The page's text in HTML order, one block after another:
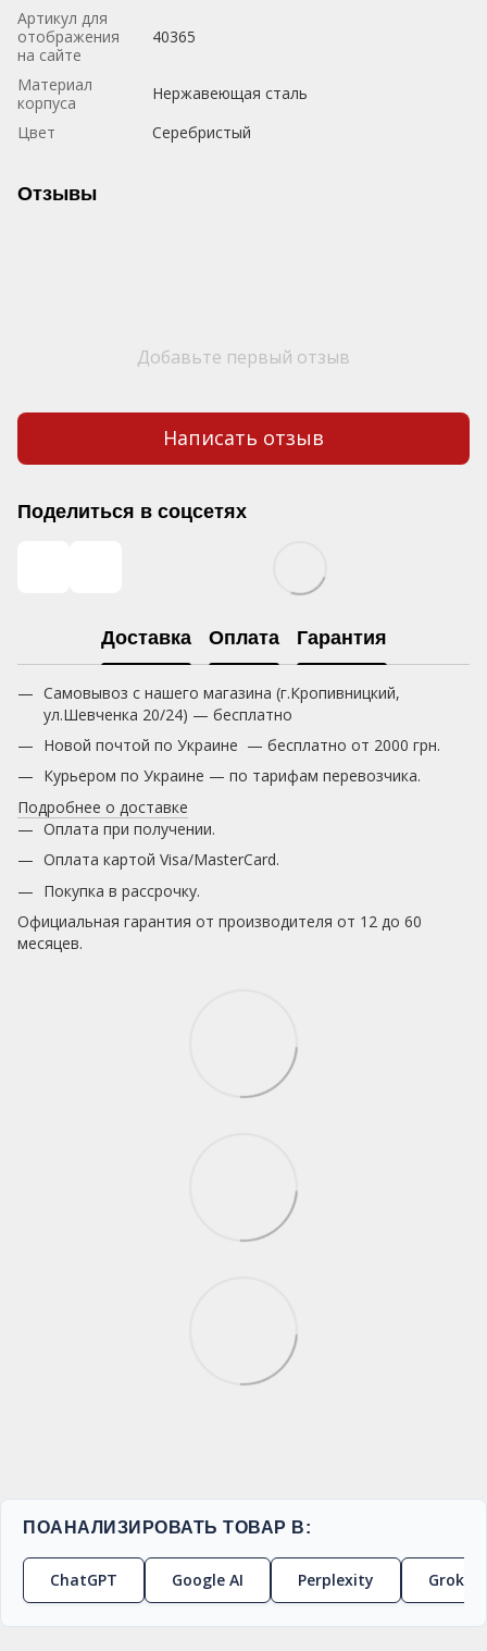
Артикул для
отображения
на сайте
40365
Материал
корпуса
Нержавеющая сталь
Цвет
Серебристый
Отзывы
Добавьте первый отзыв
Написать отзыв
Поделиться в соцсетях
Доставка Оплата Гарантия
Самовывоз с нашего магазина (г.Кропивницкий,
ул.Шевченка 20/24) — бесплатно
Новой почтой по Украине — бесплатно от 2000 грн.
Курьером по Украине — по тарифам перевозчика.
Подробнее о доставке
Оплата при получении.
Оплата картой Visa/MasterCard.
Покупка в рассрочку.
Официальная гарантия от производителя от 12 до 60
месяцев.
ПОАНАЛИЗИРОВАТЬ ТОВАР В:
ChatGPT Google AI Perplexity Grok